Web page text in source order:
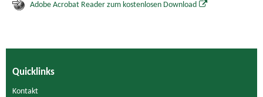
Adobe Acrobat Reader zum kostenlosen Download
Quicklinks
Kontakt